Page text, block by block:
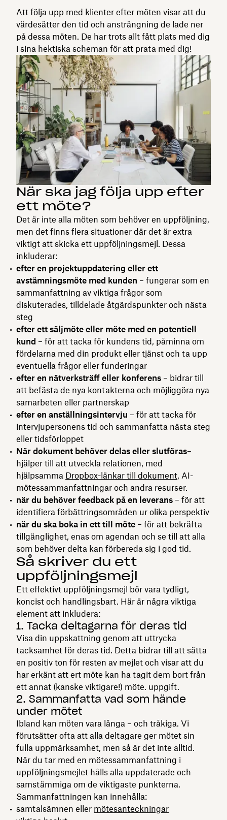
Att följa upp med klienter efter möten visar att du
värdesätter den tid och ansträngning de lade ner
på dessa möten. De har trots allt fått plats med dig
i sina hektiska scheman för att prata med dig!
När ska jag följa upp efter
ett möte?
Det är inte alla möten som behöver en uppföljning,
men det finns flera situationer där det är extra
viktigt att skicka ett uppföljningsmejl. Dessa
inkluderar:
efter en projektuppdatering eller ett
avstämningsmöte med kunden – fungerar som en
sammanfattning av viktiga frågor som
diskuterades, tilldelade åtgärdspunkter och nästa
steg
efter ett säljmöte eller möte med en potentiell
kund – för att tacka för kundens tid, påminna om
fördelarna med din produkt eller tjänst och ta upp
eventuella frågor eller funderingar
efter en nätverksträff eller konferens – bidrar till
att befästa de nya kontakterna och möjliggöra nya
samarbeten eller partnerskap
efter en anställningsintervju – för att tacka för
intervjupersonens tid och sammanfatta nästa steg
eller tidsförloppet
När dokument behöver delas eller slutföras–
hjälper till att utveckla relationen, med
hjälpsamma Dropbox-länkar till dokument, AI-
mötessammanfattningar och andra resurser.
när du behöver feedback på en leverans – för att
identifiera förbättringsområden ur olika perspektiv
när du ska boka in ett till möte – för att bekräfta
tillgänglighet, enas om agendan och se till att alla
som behöver delta kan förbereda sig i god tid.
Så skriver du ett
uppföljningsmejl
Ett effektivt uppföljningsmejl bör vara tydligt,
koncist och handlingsbart. Här är några viktiga
element att inkludera:
1. Tacka deltagarna för deras tid
Visa din uppskattning genom att uttrycka
tacksamhet för deras tid. Detta bidrar till att sätta
en positiv ton för resten av mejlet och visar att du
har erkänt att ert möte kan ha tagit dem bort från
ett annat (kanske viktigare!) möte. uppgift.
2. Sammanfatta vad som hände
under mötet
Ibland kan möten vara långa – och tråkiga. Vi
förutsätter ofta att alla deltagare ger mötet sin
fulla uppmärksamhet, men så är det inte alltid.
När du tar med en mötessammanfattning i
uppföljningsmejlet hålls alla uppdaterade och
samstämmiga om de viktigaste punkterna.
Sammanfattningen kan innehålla:
samtalsämnen eller mötesanteckningar